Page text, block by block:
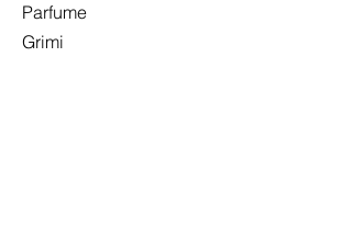
Parfume
Grimi